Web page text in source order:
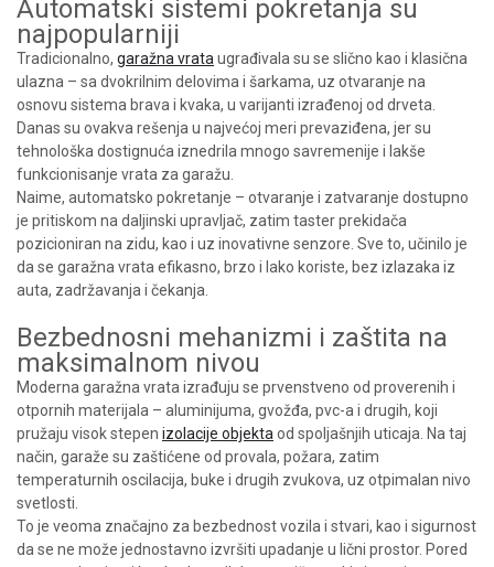
Automatski sistemi pokretanja su
najpopularniji
Tradicionalno, garažna vrataugrađivala su se slično kao i klasična
ulazna – sa dvokrilnim delovima i šarkama, uz otvaranje na
osnovu sistema brava i kvaka, u varijanti izrađenoj od drveta.
Danas su ovakva rešenja u najvećoj meri prevaziđena, jer su
tehnološka dostignuća iznedrila mnogo savremenije i lakše
funkcionisanje vrata za garažu.
Naime, automatsko pokretanje – otvaranje i zatvaranje dostupno
je pritiskom na daljinski upravljač, zatim taster prekidača
pozicioniran na zidu, kao i uz inovativne senzore. Sve to, učinilo je
da se garažna vrata efikasno, brzo i lako koriste, bez izlazaka iz
auta, zadržavanja i čekanja.
Bezbednosni mehanizmi i zaštita na
maksimalnom nivou
Moderna garažna vrata izrađuju se prvenstveno od proverenih i
otpornih materijala – aluminijuma, gvožđa, pvc-a i drugih, koji
pružaju visok stepen izolacije objektaod spoljašnjih uticaja. Na taj
način, garaže su zaštićene od provala, požara, zatim
temperaturnih oscilacija, buke i drugih zvukova, uz otpimalan nivo
svetlosti.
To je veoma značajno za bezbednost vozila i stvari, kao i sigurnost
da se ne može jednostavno izvršiti upadanje u lični prostor. Pored